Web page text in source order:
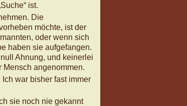
ist.
Die
möchte, ist der
oder wenn sich
haben sie aufgefangen.
Ahnung, und keinerlei
Mensch angenommen.
war bisher fast immer
sie noch nie gekannt